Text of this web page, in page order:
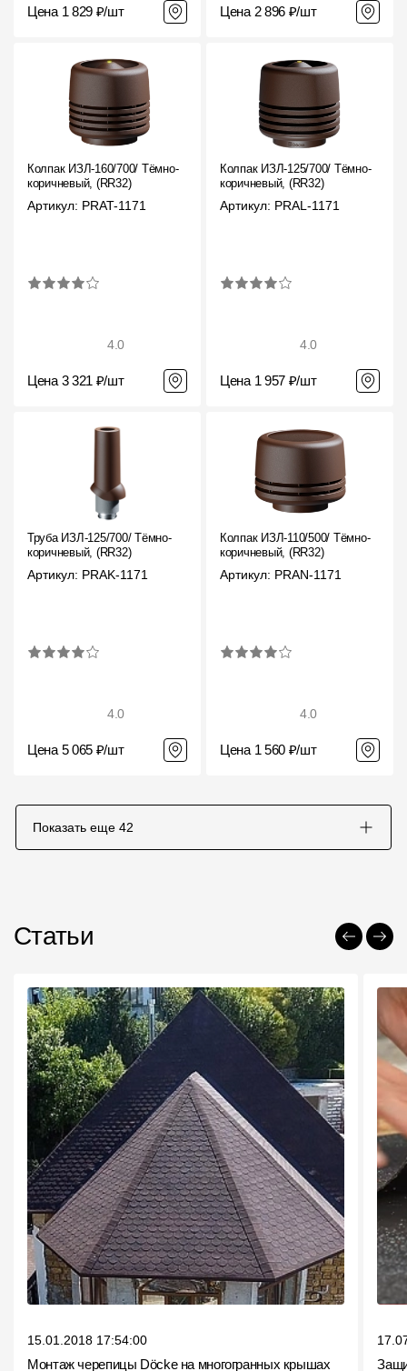
Цена 1 829 ₽/шт Цена 2 896 ₽/шт
Колпак ИЗЛ-160/700/ Тёмно-
коричневый, (RR32)
Артикул: PRAT-1171
4.0
Цена 3 321 ₽/шт
Колпак ИЗЛ-125/700/ Тёмно-
коричневый, (RR32)
Артикул: PRAL-1171
4.0
Цена 1 957 ₽/шт
Труба ИЗЛ-125/700/ Тёмно-
коричневый, (RR32)
Артикул: PRAK-1171
4.0
Цена 5 065 ₽/шт
Колпак ИЗЛ-110/500/ Тёмно-
коричневый, (RR32)
Артикул: PRAN-1171
4.0
Цена 1 560 ₽/шт
Показать еще 42
Статьи
15.01.2018 17:54:00
Монтаж черепицы Döcke на многогранных крышах